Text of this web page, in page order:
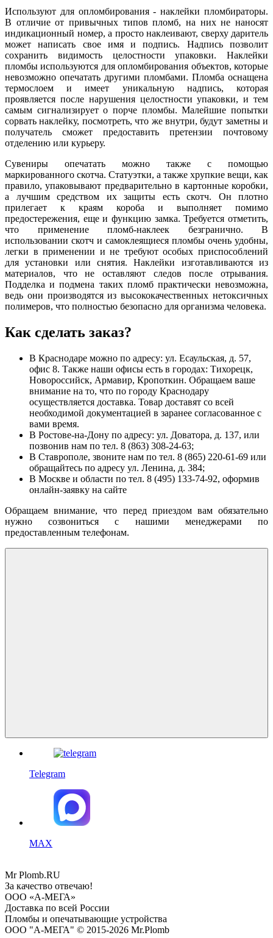
Используют для опломбирования - наклейки пломбираторы.
В отличие от привычных типов пломб, на них не наносят
индикационный номер, а просто наклеивают, сверху даритель
может написать свое имя и подпись. Надпись позволит
сохранить видимость целостности упаковки. Наклейки
пломбы используются для опломбирования объектов, которые
невозможно опечатать другими пломбами. Пломба оснащена
термослоем и имеет уникальную надпись, которая
проявляется после нарушения целостности упаковки, и тем
самым сигнализирует о порче пломбы. Малейшие попытки
сорвать наклейку, посмотреть, что же внутри, будут заметны и
получатель сможет предоставить претензии почтовому
отделению или курьеру.
Сувениры опечатать можно также с помощью
маркированного скотча. Статуэтки, а также хрупкие вещи, как
правило, упаковывают предварительно в картонные коробки,
а лучшим средством их защиты есть скотч. Он плотно
прилегает к краям короба и выполняет помимо
предостережения, еще и функцию замка. Требуется отметить,
что применение пломб-наклеек безгранично. В
использовании скотч и самоклеящиеся пломбы очень удобны,
легки в применении и не требуют особых приспособлений
для установки или снятия. Наклейки изготавливаются из
материалов, что не оставляют следов после отрывания.
Подделка и подмена таких пломб практически невозможна,
ведь они производятся из высококачественных нетоксичных
полимеров, что полностью безопасно для организма человека.
Как сделать заказ?
В Краснодаре можно по адресу: ул. Есаульская, д. 57,
офис 8. Также наши офисы есть в городах: Тихорецк,
Новороссийск, Армавир, Кропоткин. Обращаем ваше
внимание на то, что по городу Краснодару
осуществляется доставка. Товар доставят со всей
необходимой документацией в заранее согласованное с
вами время.
В Ростове-на-Дону по адресу: ул. Доватора, д. 137, или
позвонив нам по тел. 8 (863) 308-24-63;
В Ставрополе, звоните нам по тел. 8 (865) 220-61-69 или
обращайтесь по адресу ул. Ленина, д. 384;
В Москве и области по тел. 8 (495) 133-74-92, оформив
онлайн-заявку на сайте
Обращаем внимание, что перед приездом вам обязательно
нужно созвониться с нашими менеджерами по
предоставленным телефонам.
Telegram
MAX
MrPlomb.RU
За качество отвечаю!
ООО «А-МЕГА»
Доставка по всей России
Пломбы и опечатывающие устройства
ООО "А-МЕГА" © 2015-2026 Mr.Plomb